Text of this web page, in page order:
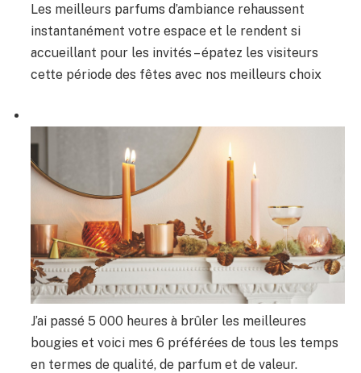
Les meilleurs parfums d’ambiance rehaussent
instantanément votre espace et le rendent si
accueillant pour les invités – épatez les visiteurs
cette période des fêtes avec nos meilleurs choix
J’ai passé 5 000 heures à brûler les meilleures
bougies et voici mes 6 préférées de tous les temps
en termes de qualité, de parfum et de valeur.